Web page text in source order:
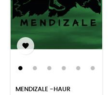

MENDIZALE -HAUR